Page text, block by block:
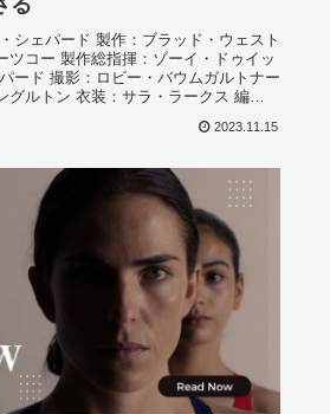
る
シェパード 製作：ブラッド・ウェスト
ツコー 製作総指揮：ゾーイ・ドゥイッ
ード 撮影：ロビー・バウムガルトナー
グルトン 衣装：サラ・ラークス 編
2023.11.15